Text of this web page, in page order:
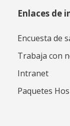
Enlaces de
Encuesta de
Trabaja con
Intranet
Paquetes